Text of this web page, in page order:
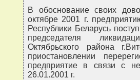
В обоснование своих
октябре 2001 г.
Республики Беларусь
председателя
Октябрьского района
приостановлении
предприятие в связи с
26.01.2001 г.